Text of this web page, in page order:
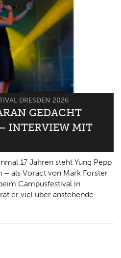
DRESDEN 2026
GEDACHT
INTERVIEW MIT
17 Jahren steht Yung Pepp
– als Voract von Mark Forster
Campusfestival in
er viel über anstehende